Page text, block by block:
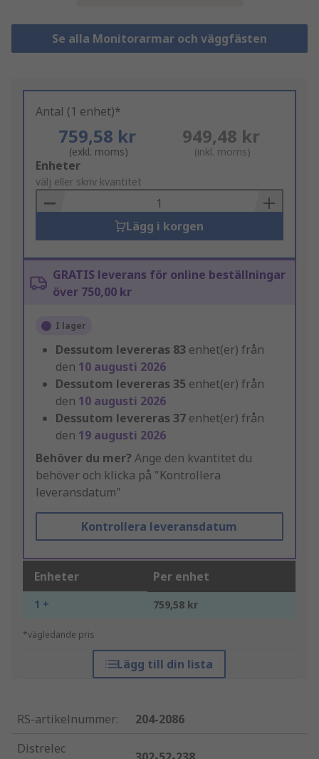
Se alla Monitorarmar och väggfästen
Antal (1 enhet)*
759,58 kr
(exkl. moms)
949,48 kr
(inkl. moms)
Add
to
Basket
Enheter
välj eller skriv kvantitet
Lägg i korgen
GRATIS leverans för online beställningar
över 750,00 kr
I lager
Dessutom levereras 83 enhet(er) från
den 10 augusti 2026
Dessutom levereras 35 enhet(er) från
den 10 augusti 2026
Dessutom levereras 37 enhet(er) från
den 19 augusti 2026
Behöver du mer? Ange den kvantitet du
behöver och klicka på "Kontrollera
leveransdatum"
Kontrollera leveransdatum
Enheter Per enhet
1 + 759,58 kr
*vägledande pris
Lägg till din lista
RS-artikelnummer:
204-2086
Distrelec